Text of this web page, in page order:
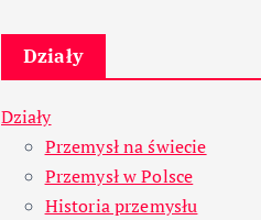
Działy
Działy
Przemysł na świecie
Przemysł w Polsce
Historia przemysłu